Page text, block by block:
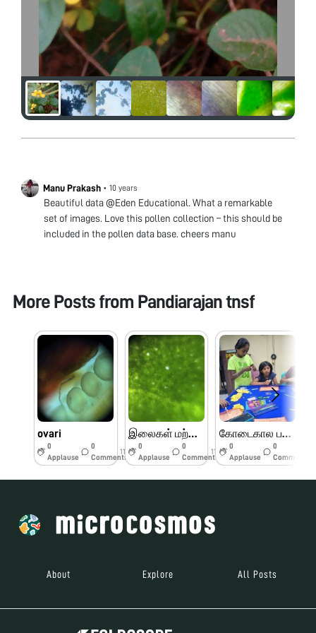
Manu Prakash • 10 years
Beautiful data @Eden Educational. What a remarkable
set of images. Love this pollen collection – this should be
included in the pollen data base. cheers manu
More Posts from Pandiarajan tnsf
ovari
0
Applause
0
Comments
11w
இலைகள் மற்றும் பூக்களின் பாகங்கள்
0
Applause
0
Comments
11w
கோடைகால பயிற்சி முகாம் பெரியார் அறிவியல் மையம்
0
Applause
0
Comments
About Explore All Posts